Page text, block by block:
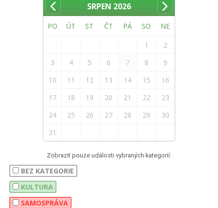
SRPEN 2026
PO ÚT ST ČT PÁ SO NE
1
2
3
4 5 6 7 8
9
10
11 12 13 14 15
16
17
18 19 20 21 22
23
24
25 26 27 28 29
30
31
Zobrazit pouze události vybraných kategorií:
BEZ KATEGORIE
KULTURA
SAMOSPRÁVA